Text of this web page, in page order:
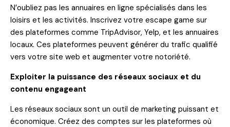
N’oubliez pas les annuaires en ligne spécialisés dans les
loisirs et les activités. Inscrivez votre escape game sur
des plateformes comme TripAdvisor, Yelp, et les annuaires
locaux. Ces plateformes peuvent générer du trafic qualifié
vers votre site web et augmenter votre notoriété.
Exploiter la puissance des réseaux sociaux et du
contenu engageant
Les réseaux sociaux sont un outil de marketing puissant et
économique. Créez des comptes sur les plateformes où